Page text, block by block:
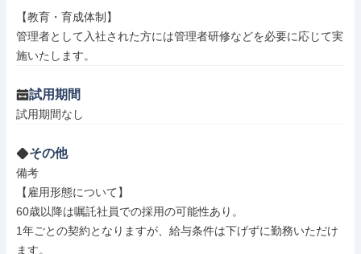
【教育・育成体制】
管理者として入社された方には管理者研修などを必要に応じて実
施いたします。
試用期間
試用期間なし
その他
備考
【雇用形態について】
60歳以降は嘱託社員での採用の可能性あり。
1年ごとの契約となりますが、給与条件は下げずに勤務いただけ
ます。